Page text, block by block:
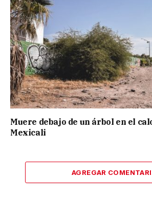
Muere debajo de un árbol en el
Mexicali
AGREGAR